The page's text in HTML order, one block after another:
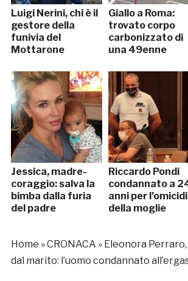
Luigi Nerini, chi è il
gestore della
funivia del
Mottarone
Giallo a Roma:
trovato corpo
carbonizzato di
una 49enne
Jessica, madre-
coraggio: salva la
bimba dalla furia
del padre
Riccardo Pondi
condannato a
anni per
della moglie
Home »CRONACA » Eleonora
dal marito: l’uomo condannato